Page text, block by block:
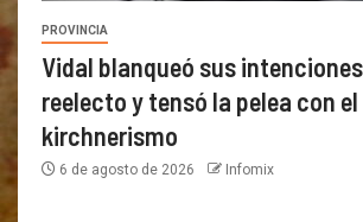
PROVINCIA
Vidal blanqueó sus
reelecto y tensó la pelea con el
kirchnerismo
6 de agosto de 2026 Infomix